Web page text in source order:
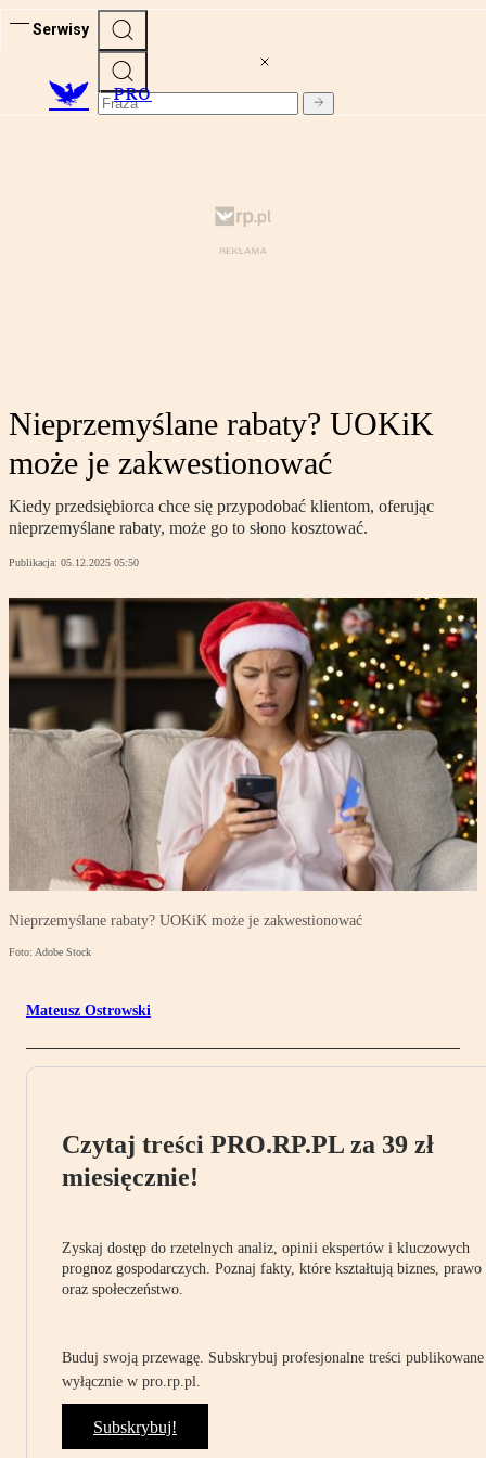
Serwisy
PRO
Nieprzemyślane rabaty? UOKiK
może je zakwestionować
Kiedy przedsiębiorca chce się przypodobać klientom, oferując
nieprzemyślane rabaty, może go to słono kosztować.
Publikacja: 05.12.2025 05:50
Nieprzemyślane rabaty? UOKiK może je zakwestionować
Foto: Adobe Stock
Mateusz Ostrowski
Czytaj treści PRO.RP.PL za 39 zł
miesięcznie!
Zyskaj dostęp do rzetelnych analiz, opinii ekspertów i kluczowych
prognoz gospodarczych. Poznaj fakty, które kształtują biznes, prawo
oraz społeczeństwo.
Buduj swoją przewagę. Subskrybuj profesjonalne treści publikowane
wyłącznie w pro.rp.pl.
Subskrybuj!